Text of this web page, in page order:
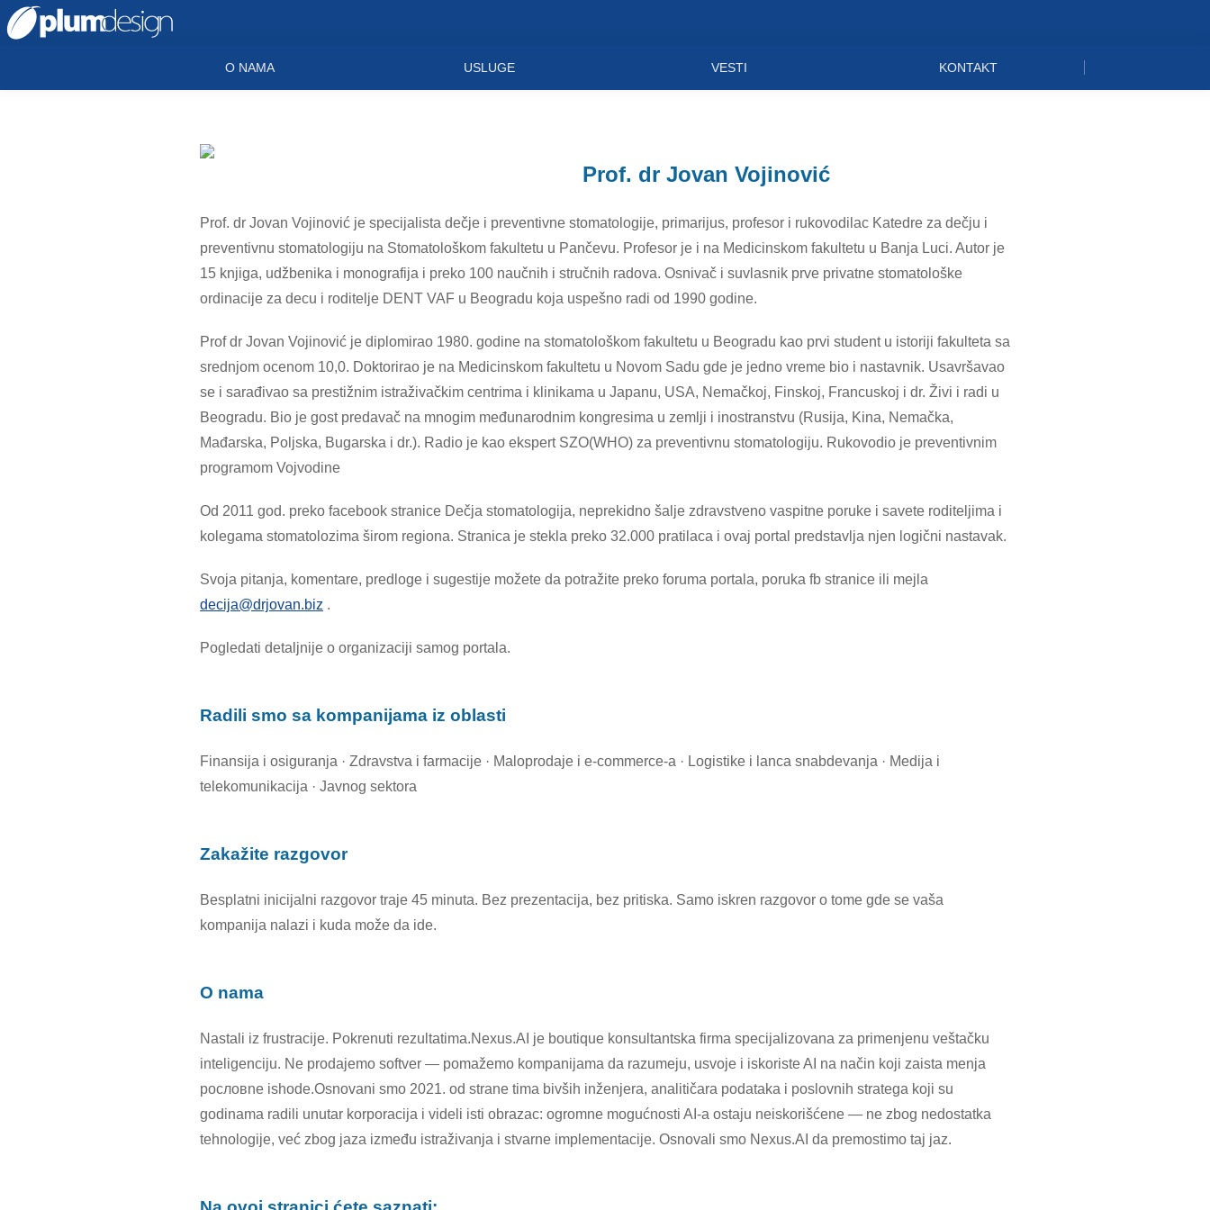
O NAMA USLUGE VESTI KONTAKT
Prof. dr Jovan Vojinović
Prof. dr Jovan Vojinović je specijalista dečje i preventivne stomatologije, primarijus, profesor i rukovodilac Katedre za dečju i
preventivnu stomatologiju na Stomatološkom fakultetu u Pančevu. Profesor je i na Medicinskom fakultetu u Banja Luci. Autor je
15 knjiga, udžbenika i monografija i preko 100 naučnih i stručnih radova. Osnivač i suvlasnik prve privatne stomatološke
ordinacije za decu i roditelje DENT VAF u Beogradu koja uspešno radi od 1990 godine.
Prof dr Jovan Vojinović je diplomirao 1980. godine na stomatološkom fakultetu u Beogradu kao prvi student u istoriji fakulteta sa
srednjom ocenom 10,0. Doktorirao je na Medicinskom fakultetu u Novom Sadu gde je jedno vreme bio i nastavnik. Usavršavao
se i sarađivao sa prestižnim istraživačkim centrima i klinikama u Japanu, USA, Nemačkoj, Finskoj, Francuskoj i dr. Živi i radi u
Beogradu. Bio je gost predavač na mnogim međunarodnim kongresima u zemlji i inostranstvu (Rusija, Kina, Nemačka,
Mađarska, Poljska, Bugarska i dr.). Radio je kao ekspert SZO(WHO) za preventivnu stomatologiju. Rukovodio je preventivnim
programom Vojvodine
Od 2011 god. preko facebook stranice Dečja stomatologija, neprekidno šalje zdravstveno vaspitne poruke i savete roditeljima i
kolegama stomatolozima širom regiona. Stranica je stekla preko 32.000 pratilaca i ovaj portal predstavlja njen logični nastavak.
Svoja pitanja, komentare, predloge i sugestije možete da potražite preko foruma portala, poruka fb stranice ili mejla
decija@drjovan.biz .
Pogledati detaljnije o organizaciji samog portala.
Radili smo sa kompanijama iz oblasti
Finansija i osiguranja · Zdravstva i farmacije · Maloprodaje i e-commerce-a · Logistike i lanca snabdevanja · Medija i
telekomunikacija · Javnog sektora
Zakažite razgovor
Besplatni inicijalni razgovor traje 45 minuta. Bez prezentacija, bez pritiska. Samo iskren razgovor o tome gde se vaša
kompanija nalazi i kuda može da ide.
O nama
Nastali iz frustracije. Pokrenuti rezultatima.Nexus.AI je boutique konsultantska firma specijalizovana za primenjenu veštačku
inteligenciju. Ne prodajemo softver — pomažemo kompanijama da razumeju, usvoje i iskoriste AI na način koji zaista menja
pословne ishode.Osnovani smo 2021. od strane tima bivših inženjera, analitičara podataka i poslovnih stratega koji su
godinama radili unutar korporacija i videli isti obrazac: ogromne mogućnosti AI-a ostaju neiskorišćene — ne zbog nedostatka
tehnologije, već zbog jaza između istraživanja i stvarne implementacije. Osnovali smo Nexus.AI da premostimo taj jaz.